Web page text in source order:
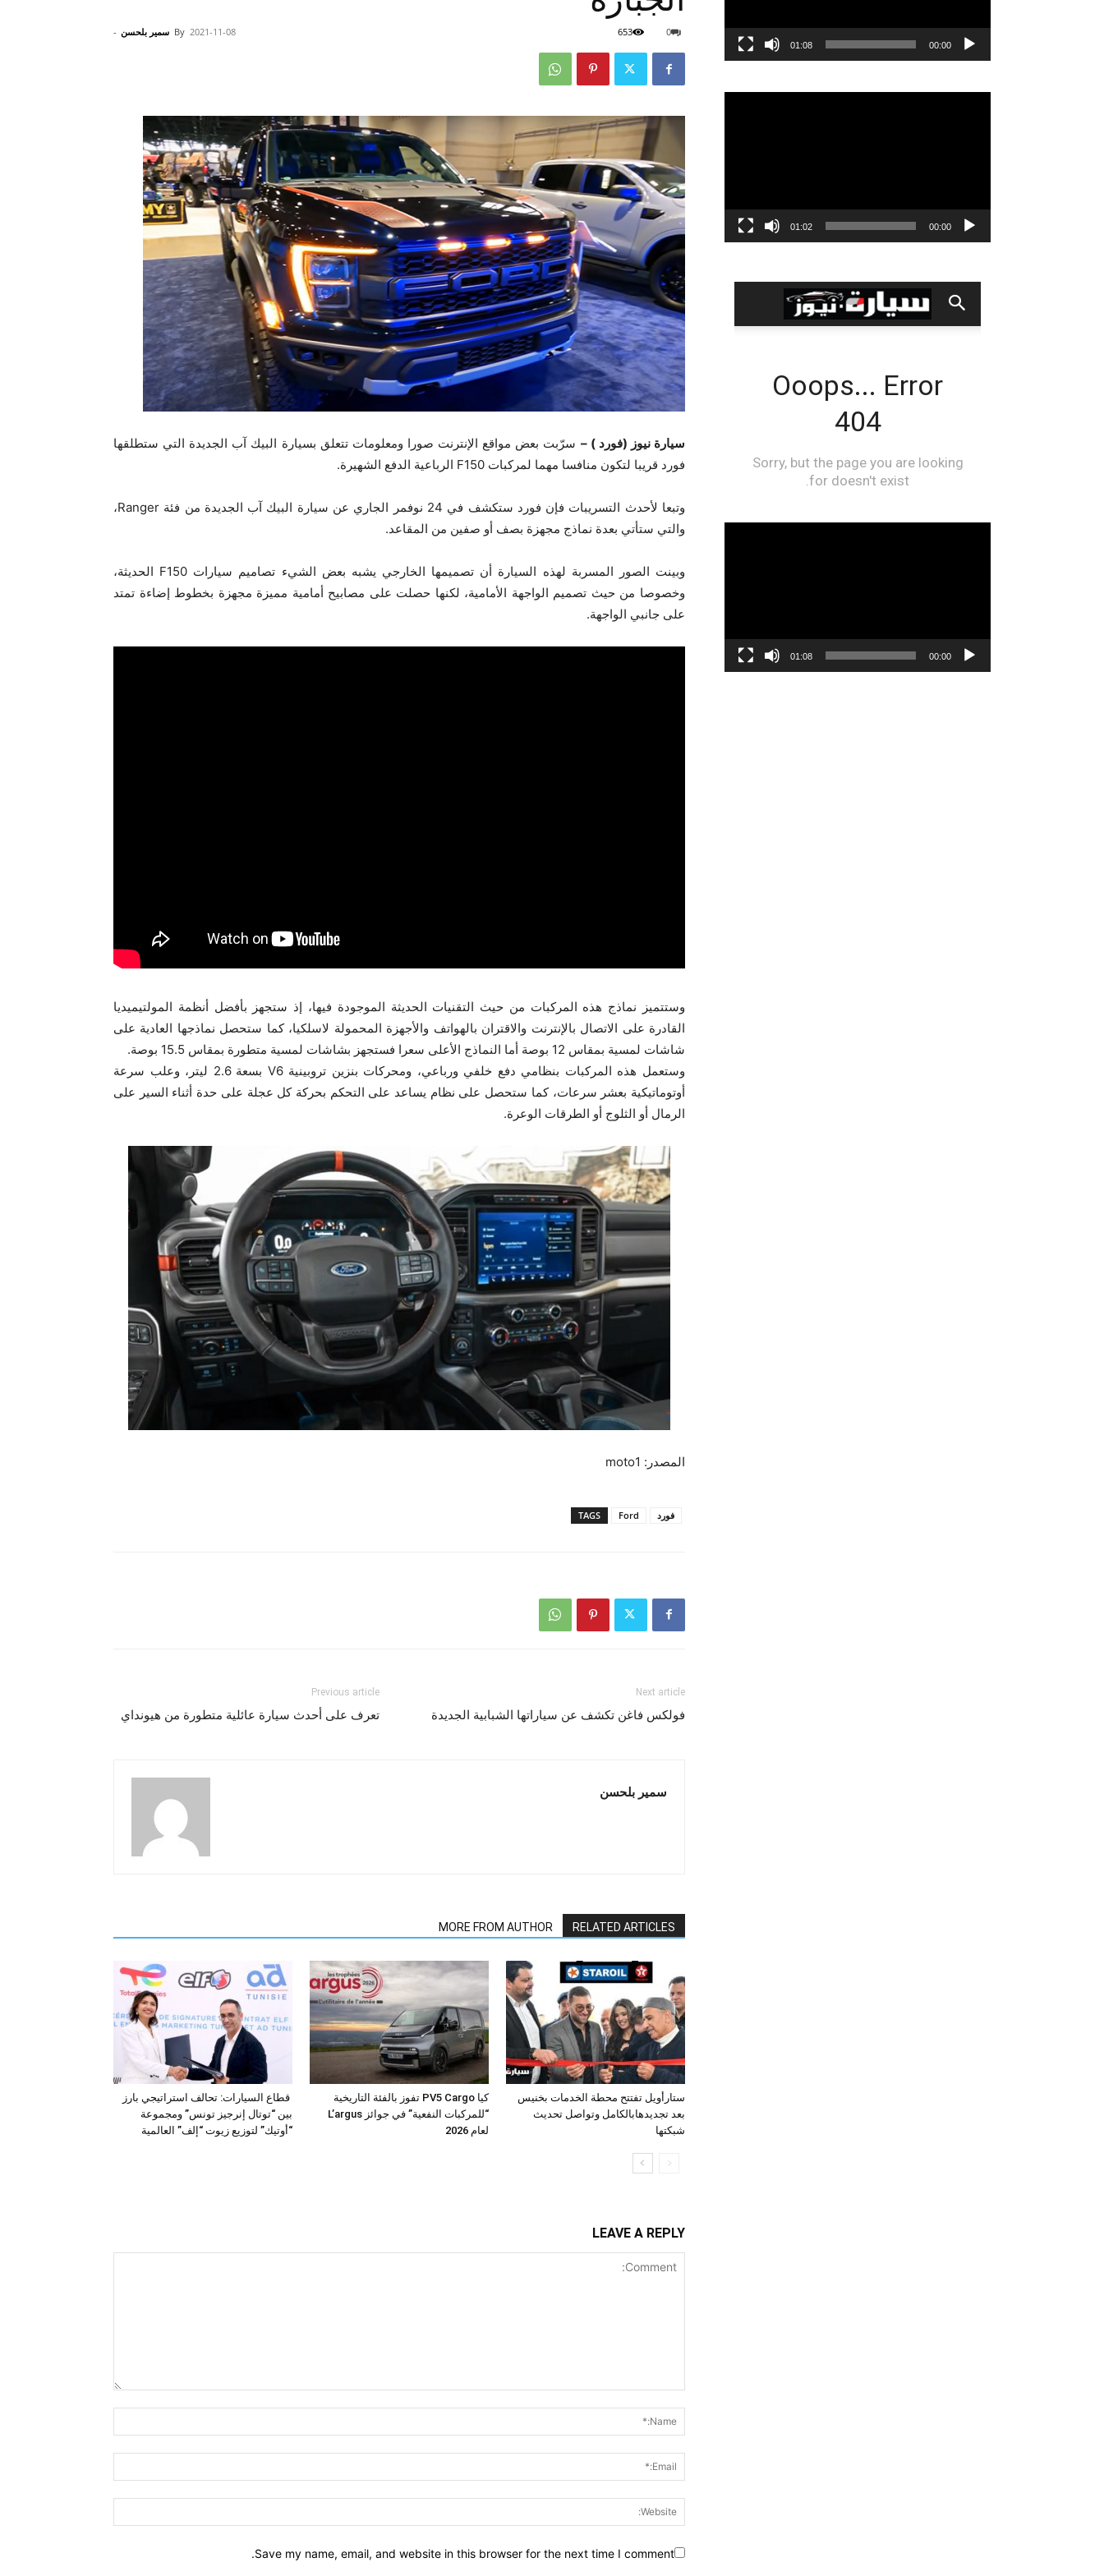
By سمير بلحسن - 2021-11-08 0
653
سيارة نيوز (فورد ) – سرّبت بعض مواقع الإنترنت صورا ومعلومات تتعلق بسيارة البيك آب الجديدة التي ستطلقها
فورد قريبا لتكون منافسا مهما لمركبات F150 الرباعية الدفع الشهيرة.
وتبعا لأحدث التسريبات فإن فورد ستكشف في 24 نوفمر الجاري عن سيارة البيك آب الجديدة من فئة Ranger،
والتي ستأتي بعدة نماذج مجهزة بصف أو صفين من المقاعد.
وبينت الصور المسربة لهذه السيارة أن تصميمها الخارجي يشبه بعض الشيء تصاميم سيارات F150 الحديثة،
وخصوصا من حيث تصميم الواجهة الأمامية، لكنها حصلت على مصابيح أمامية مميزة مجهزة بخطوط إضاءة تمتد
على جانبي الواجهة.
وستتميز نماذج هذه المركبات من حيث التقنيات الحديثة الموجودة فيها، إذ ستجهز بأفضل أنظمة المولتيميديا
القادرة على الاتصال بالإنترنت والاقتران بالهواتف والأجهزة المحمولة لاسلكيا، كما ستحصل نماذجها العادية على
شاشات لمسية بمقاس 12 بوصة أما النماذج الأعلى سعرا فستجهز بشاشات لمسية متطورة بمقاس 15.5 بوصة.
وستعمل هذه المركبات بنظامي دفع خلفي ورباعي، ومحركات بنزين تروبينية V6 بسعة 2.6 ليتر، وعلب سرعة
أوتوماتيكية بعشر سرعات، كما ستحصل على نظام يساعد على التحكم بحركة كل عجلة على حدة أثناء السير على
الرمال أو الثلوج أو الطرقات الوعرة.
المصدر: moto1
TAGS Ford فورد
Previous article
تعرف على أحدث سيارة عائلية متطورة من هيونداي
Next article
فولكس فاغن تكشف عن سياراتها الشبابية الجديدة
سمير بلحسن
RELATED ARTICLES
MORE FROM AUTHOR
قطاع السيارات: تحالف استراتيجي بارز
بين “توتال إنرجيز تونس” ومجموعة
“أوتيك” لتوزيع زيوت “إلف” العالمية
كيا PV5 Cargo تفوز بالفئة التاريخية
“للمركبات النفعية” في جوائز L’argus
لعام 2026
ستارأويل تفتتح محطة الخدمات بخنيس
بعد تجديدهابالكامل وتواصل تحديث
شبكتها
LEAVE A REPLY
Save my name, email, and website in this browser for the next time I comment.
00:00
01:08
00:00
01:02
00:00
01:08